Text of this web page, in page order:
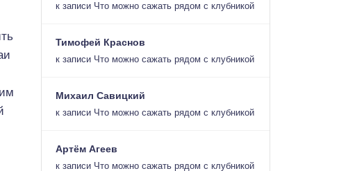
к записи Что можно сажать рядом с клубникой
Тимофей Краснов
к записи Что можно сажать рядом с клубникой
Михаил Савицкий
к записи Что можно сажать рядом с клубникой
Артём Агеев
к записи Что можно сажать рядом с клубникой